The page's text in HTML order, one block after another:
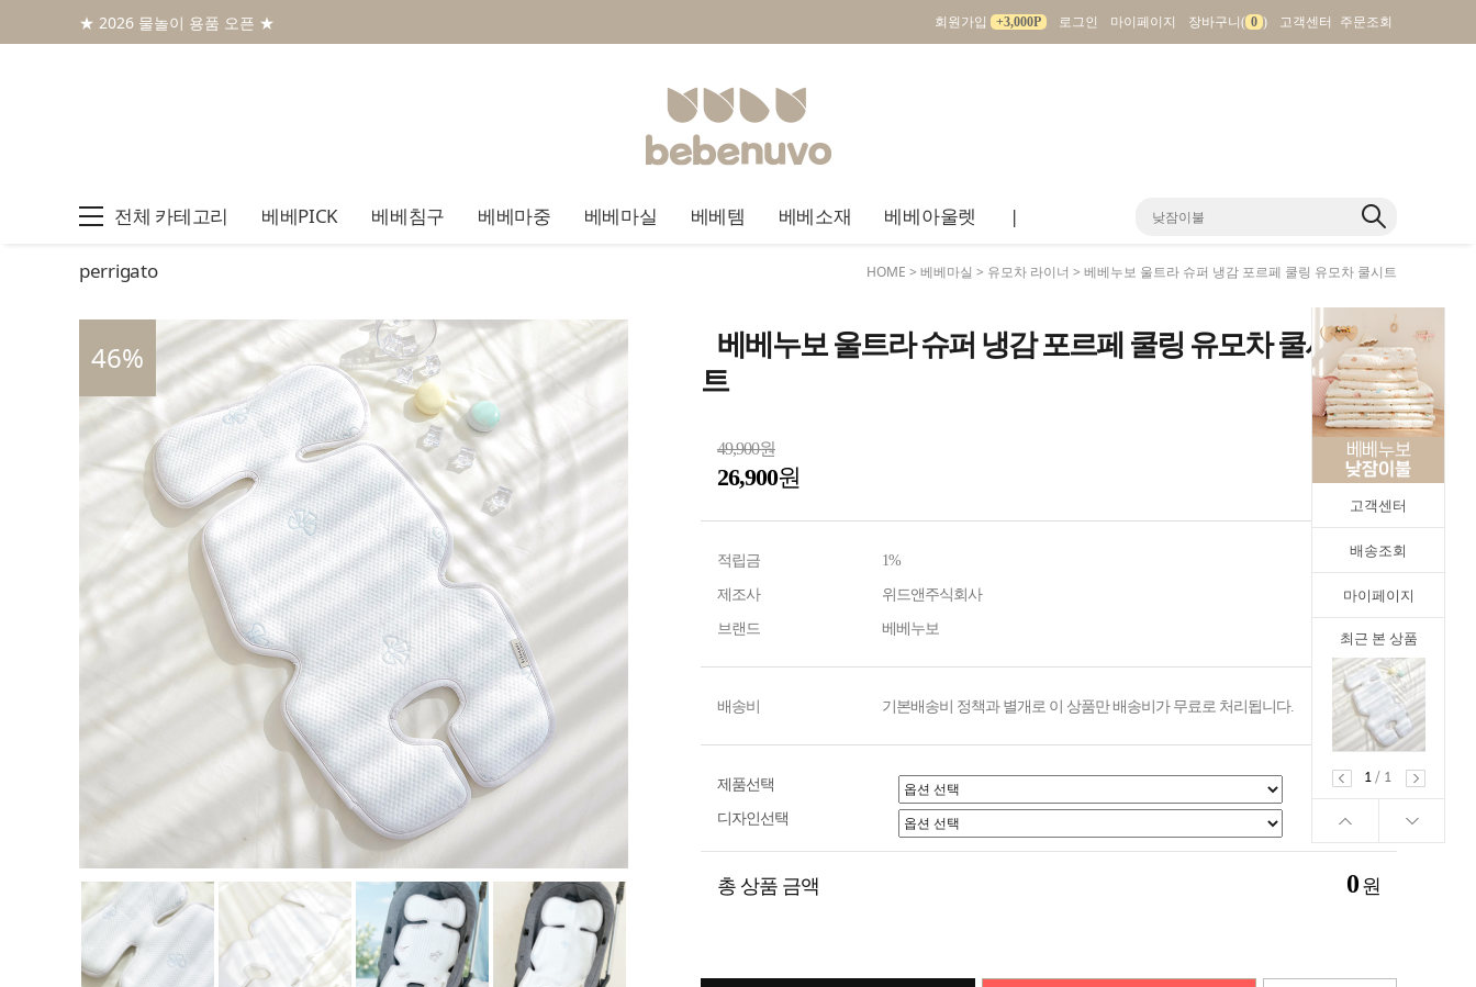
★ 2026 물놀이 용품 오픈 ★ 회원가입 +3,000P 로그인 마이페이지 장바구니( 0 ) 고객센터 주문조회
전체 카테고리 베베PICK 베베침구 베베마중 베베마실 베베템 베베소재 베베아울렛 |
perrigato
고객센터
배송조회
마이페이지
최근 본 상품
1
/ 1
HOME > 베베마실 > 유모차 라이너 > 베베누보 울트라 슈퍼 냉감 포르페 쿨링 유모차 쿨시트
46%
베베누보 울트라 슈퍼 냉감 포르페 쿨링 유모차 쿨시
트
49,900원
26,900원
적립금 1%
제조사 위드앤주식회사
브랜드 베베누보
배송비 기본배송비 정책과 별개로 이 상품만 배송비가 무료로 처리됩니다.
제품선택
디자인선택
총 상품 금액 0 원